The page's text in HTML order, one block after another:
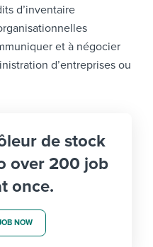
d’inventaire
et à négocier
d’entreprises ou
de stock
over 200 job
once.
NOW